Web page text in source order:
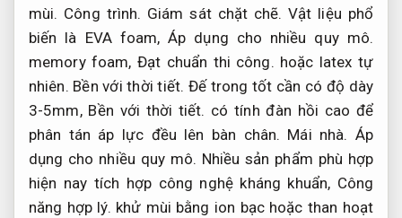
mùi. Công trình. Giám sát chặt chẽ. Vật liệu phổ
biến là EVA foam,Áp dụng cho nhiều quy mô.
memory foam, Đạt chuẩn thi công. hoặc latex tự
nhiên. Bền với thời tiết. Đế trong tốt cần có độ dày
3-5mm, Bền với thời tiết. có tính đàn hồi cao để
phân tán áp lực đều lên bàn chân. Mái nhà. Áp
dụng cho nhiều quy mô. Nhiều sản phẩm phù hợp
hiện nay tích hợp công nghệ kháng khuẩn, Công
năng hợp lý. khử mùi bằng ion bạc hoặc than hoạt